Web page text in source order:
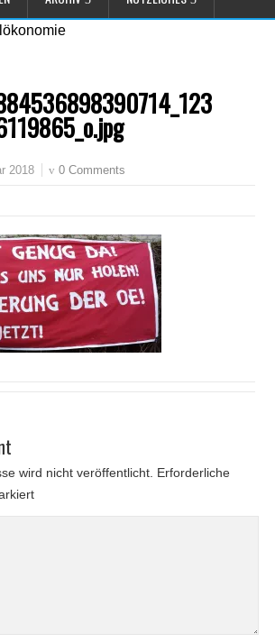
2018 0 Comments
wird nicht veröffentlicht. Erforderliche